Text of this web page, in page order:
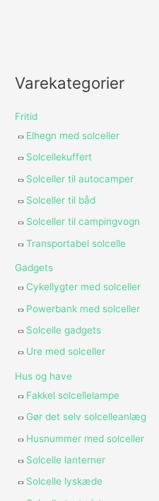
Varekategorier
Fritid
Elhegn med solceller
Solcellekuffert
Solceller til autocamper
Solceller til båd
Solceller til campingvogn
Transportabel solcelle
Gadgets
Cykellygter med solceller
Powerbank med solceller
Solcelle gadgets
Ure med solceller
Hus og have
Fakkel solcellelampe
Gør det selv solcelleanlæg
Husnummer med solceller
Solcelle lanterner
Solcelle lyskæde